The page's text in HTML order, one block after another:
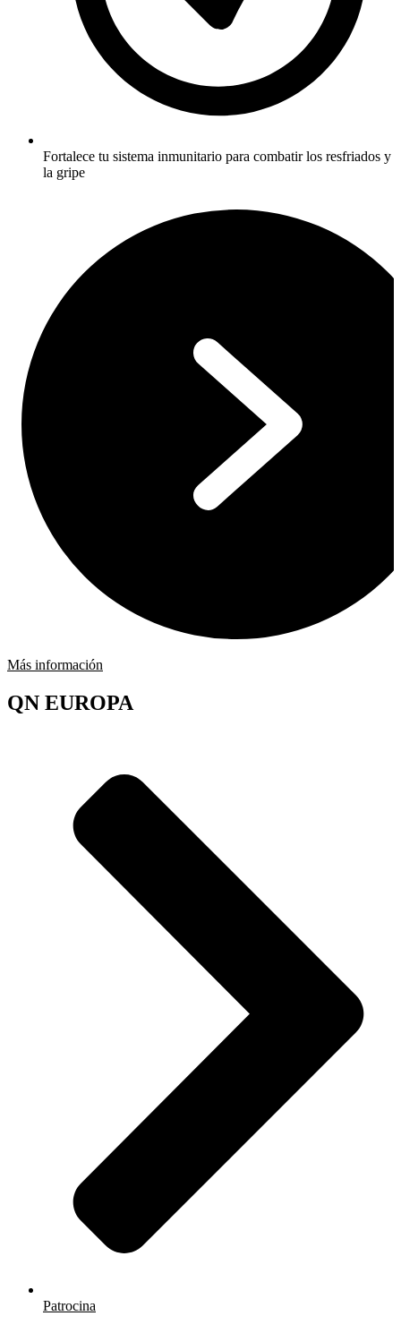
Fortalece tu sistema inmunitario para combatir los resfriados y
la gripe
Más información
QN EUROPA
Patrocina